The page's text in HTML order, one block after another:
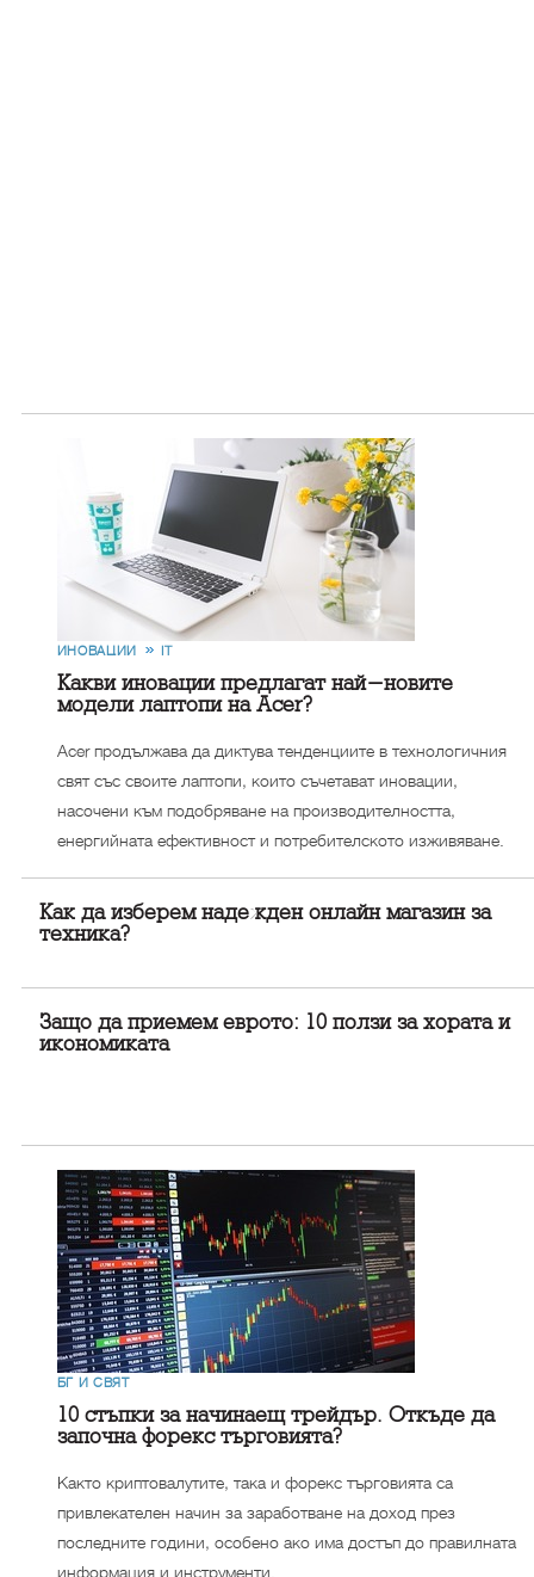
ИНОВАЦИИ IT
Какви иновации предлагат най-новите
модели лаптопи на Acer?
Acer продължава да диктува тенденциите в технологичния
свят със своите лаптопи, които съчетават иновации,
насочени към подобряване на производителността,
енергийната ефективност и потребителското изживяване.
Как да изберем надежден онлайн магазин за
техника?
Защо да приемем еврото: 10 ползи за хората и
икономиката
БГ И СВЯТ
10 стъпки за начинаещ трейдър. Откъде да
започна форекс търговията?
Както криптовалутите, така и форекс търговията са
привлекателен начин за заработване на доход през
последните години, особено ако има достъп до правилната
информация и инструменти.